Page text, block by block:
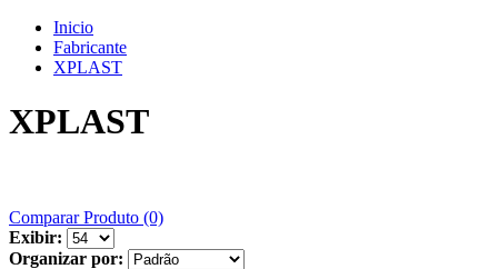
Inicio
Fabricante
XPLAST
XPLAST
Comparar Produto (0)
Exibir:
Organizar por: